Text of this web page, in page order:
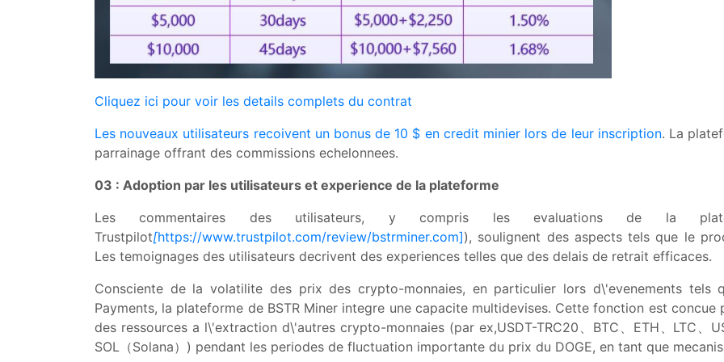
Cliquez ici pour voir les details complets du contrat
Les nouveaux utilisateurs recoivent un bonus de 10 $ en credit minier lors de leur inscription. La
parrainage offrant des commissions echelonnees.
03 : Adoption par les utilisateurs et experience de la plateforme
Les commentaires des utilisateurs, y compris les evaluations de la
Trustpilot[https://www.trustpilot.com/review/bstrminer.com]), soulignent des aspects tels que le
Les temoignages des utilisateurs decrivent des experiences telles que des delais de retrait efficaces.
Consciente de la volatilite des prix des crypto-monnaies, en particulier lors d\'evenements
Payments, la plateforme de BSTR Miner integre une capacite multidevises. Cette fonction est
des ressources a l\'extraction d\'autres crypto-monnaies (par ex,USDT-TRC20、BTC、ETH、LTC、
SOL（Solana）) pendant les periodes de fluctuation importante du prix du DOGE, en tant que